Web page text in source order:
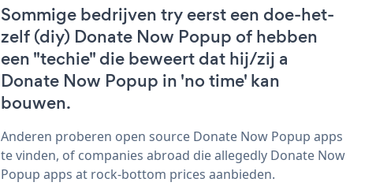
Sommige bedrijven try eerst een doe-het-
zelf (diy) Donate Now Popup of hebben
een "techie" die beweert dat hij/zij a
Donate Now Popup in 'no time' kan
bouwen.
Anderen proberen open source Donate Now Popup apps
te vinden, of companies abroad die allegedly Donate Now
Popup apps at rock-bottom prices aanbieden.